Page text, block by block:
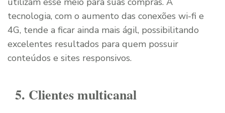
tecnologia, com o aumento das conexões wi-fi e
4G, tende a ficar ainda mais ágil, possibilitando
excelentes resultados para quem possuir
conteúdos e sites responsivos.
5. Clientes multicanal